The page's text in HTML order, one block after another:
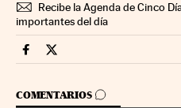
Recibe la Agenda de Cinco
importantes del día
Extras Cinco Días en
Extras Cinco Días en
COMENTARIOS
IR A LOS COMENTARIOS